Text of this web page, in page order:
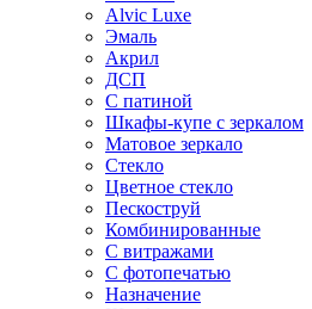
Alvic Luxe
Эмаль
Акрил
ДСП
С патиной
Шкафы-купе с зеркалом
Матовое зеркало
Стекло
Цветное стекло
Пескоструй
Комбинированные
С витражами
С фотопечатью
Назначение